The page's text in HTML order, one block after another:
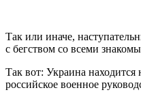
Так или иначе,
с бегством со всеми
Так вот: Украина
российское военное